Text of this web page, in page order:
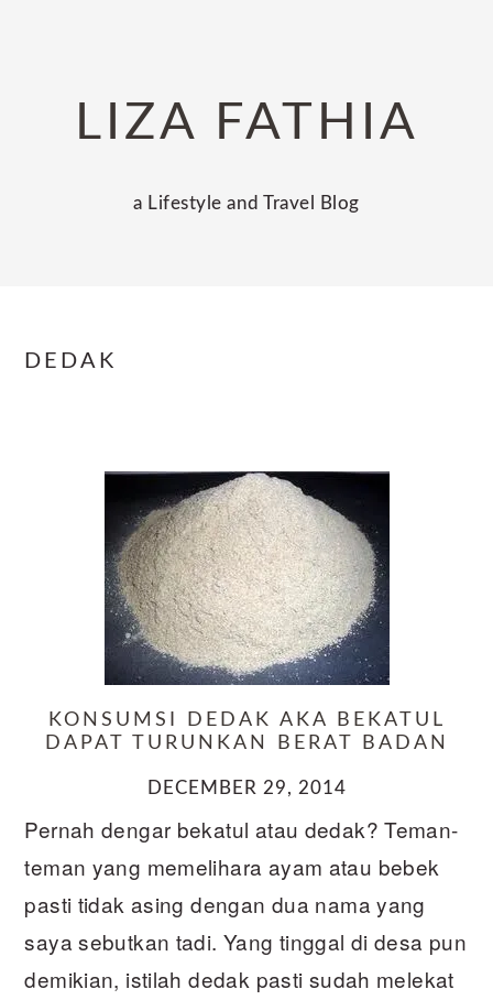
navigationLIZA FATHIA
a Lifestyle and Travel Blog
DEDAK
KONSUMSI DEDAK AKA BEKATUL
DAPAT TURUNKAN BERAT BADAN
DECEMBER 29, 2014
Pernah dengar bekatul atau dedak? Teman-
teman yang memelihara ayam atau bebek
pasti tidak asing dengan dua nama yang
saya sebutkan tadi. Yang tinggal di desa pun
demikian, istilah dedak pasti sudah melekat